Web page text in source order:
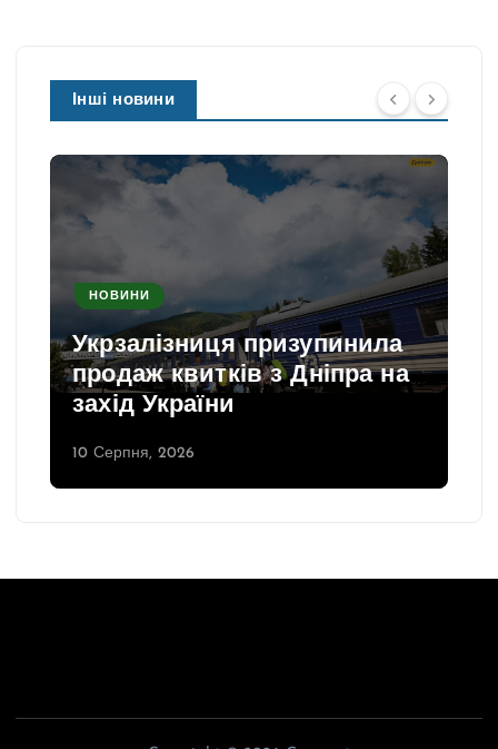
Інші новини
НОВИНИ
Укрзалізниця призупинила
продаж квитків з Дніпра на
захід України
10 Серпня, 2026